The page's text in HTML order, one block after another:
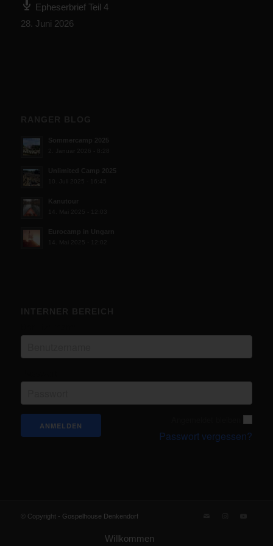
Epheserbrief Teil 4
28. Juni 2026
Passwort vergessen?
© Copyright - Gospelhouse Denkendorf
Willkommen